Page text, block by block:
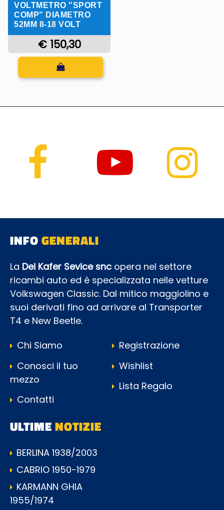
VOLTMETRO "SPORT
COMP" DIAMETRO
52MM 8-18 VOLT
€ 150,30
Quantità
INFOGENERALI
La Dei Kafer Sevice snc opera nel settore
ricambi auto ed è specializzata nelle vetture
Volkswagen Classic. Dal mitico maggiolino e
suoi derivati fino ad arrivare al Transporter
T4 e New Beetle.
Chi Siamo
Conosci il tuo
mezzo
Contatti
Registrazione
Wishlist
Lista Regalo
ULTIMENOTIZIE
BERLINA 1938/2003
CABRIO 1950-1979
KARMANN GHIA
1955/1974